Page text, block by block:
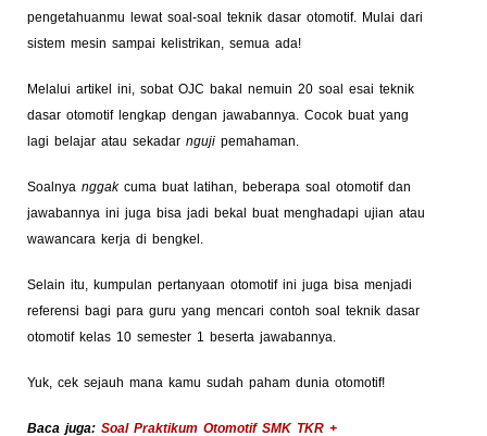
pengetahuanmu lewat soal-soal teknik dasar otomotif. Mulai dari
sistem mesin sampai kelistrikan, semua ada!
Melalui artikel ini, sobat OJC bakal nemuin 20 soal esai teknik
dasar otomotif lengkap dengan jawabannya. Cocok buat yang
lagi belajar atau sekadar nguji pemahaman.
Soalnya nggak cuma buat latihan, beberapa soal otomotif dan
jawabannya ini juga bisa jadi bekal buat menghadapi ujian atau
wawancara kerja di bengkel.
Selain itu, kumpulan pertanyaan otomotif ini juga bisa menjadi
referensi bagi para guru yang mencari contoh soal teknik dasar
otomotif kelas 10 semester 1 beserta jawabannya.
Yuk, cek sejauh mana kamu sudah paham dunia otomotif!
Baca juga: Soal Praktikum Otomotif SMK TKR +